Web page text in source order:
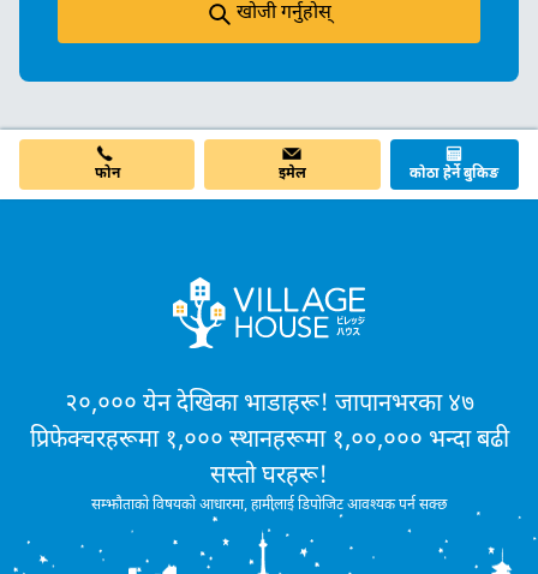
खोजी गर्नुहोस्
फोन इमेल कोठा हेर्ने बुकिङ
२०,००० येन देखिका भाडाहरू! जापानभरका ४७
प्रिफेक्चरहरूमा १,००० स्थानहरूमा १,००,००० भन्दा बढी
सस्तो घरहरू!
सम्झौताको विषयको आधारमा, हामीलाई डिपोजिट आवश्यक पर्न सक्छ